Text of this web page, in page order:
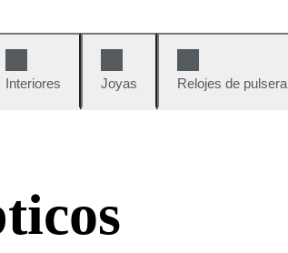
Interiores Joyas Relojes de pulsera